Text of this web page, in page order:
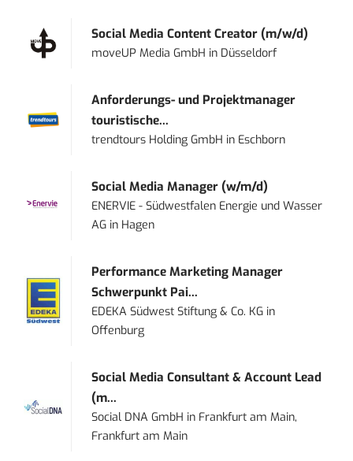
Social Media Content Creator (m/w/d)
moveUP Media GmbH in Düsseldorf
Anforderungs- und Projektmanager
touristische...
trendtours Holding GmbH in Eschborn
Social Media Manager (w/m/d)
ENERVIE - Südwestfalen Energie und Wasser
AG in Hagen
Performance Marketing Manager
Schwerpunkt Pai...
EDEKA Südwest Stiftung & Co. KG in
Offenburg
Social Media Consultant & Account Lead
(m...
Social DNA GmbH in Frankfurt am Main,
Frankfurt am Main